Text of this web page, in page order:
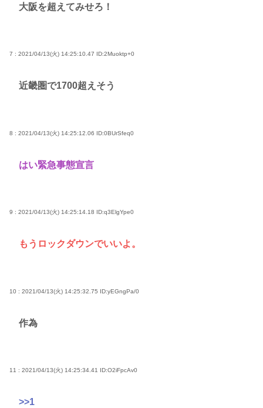
大阪を超えてみせろ！
7 : 2021/04/13(火) 14:25:10.47 ID:2Muoktp+0
近畿圏で1700超えそう
8 : 2021/04/13(火) 14:25:12.06 ID:0BUrSfeq0
はい緊急事態宣言
9 : 2021/04/13(火) 14:25:14.18 ID:q3ElgYpe0
もうロックダウンでいいよ。
10 : 2021/04/13(火) 14:25:32.75 ID:yEGngPa/0
作為
11 : 2021/04/13(火) 14:25:34.41 ID:O2iFpcAv0
>>1